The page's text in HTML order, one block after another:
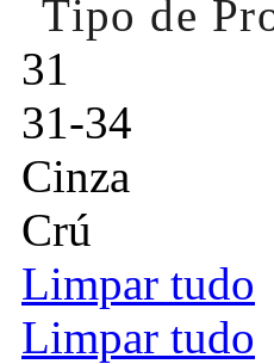
Tipo de
31
31-34
Cinza
Crú
Limpar tudo
Limpar tudo